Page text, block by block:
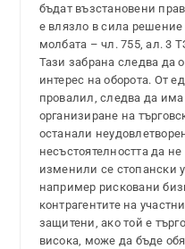
бъдат възстановени
е влязло в сила решение
молбата – чл. 755, ал. 3
Тази забрана следва да
интерес на оборота. От
провалил, следва да
организиране на
останали
несъстоятелността да
изменили се стопански
например рисковани
контрагентите на
защитени, ако той е
висока, може да бъде